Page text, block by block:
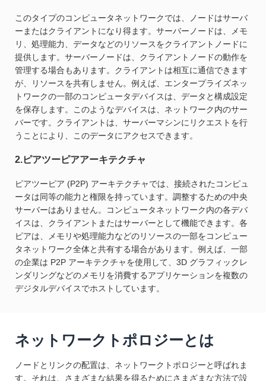
このタイプのコンピュータネットワークでは、ノードはサーバ
ーまたはクライアントになり得ます。サーバーノードは、メモ
リ、処理能力、データなどのリソースをクライアントノードに
提供します。サーバーノードは、クライアントノードの動作を
管理する場合もあります。クライアントは相互に通信できます
が、リソースを共有しません。例えば、エンタープライズネッ
トワークの一部のコンピュータデバイスは、データと構成設定
を保存します。このようなデバイスは、ネットワーク内のサー
バーです。クライアントは、サーバーマシンにリクエストを行
うことにより、このデータにアクセスできます。
2.ピアツーピアアーキテクチャ
ピアツーピア (P2P) アーキテクチャでは、接続されたコンピュ
ータは同等の能力と権限を持っています。調整するための中央
サーバーはありません。コンピュータネットワーク内の各デバ
イスは、クライアントまたはサーバーとして機能できます。各
ピアは、メモリや処理能力などのリソースの一部をコンピュー
タネットワーク全体と共有する場合があります。例えば、一部
の企業は P2P アーキテクチャを使用して、3D グラフィックレ
ンダリングなどのメモリを消費するアプリケーションを複数の
デジタルデバイスでホストしています。
ネットワークトポロジーとは
ノードとリンクの配置は、ネットワークトポロジーと呼ばれま
す。それは、さまざまな結果を得るためにさまざまな方法で設